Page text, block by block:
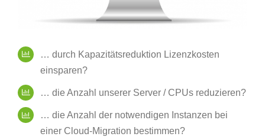
… durch Kapazitätsreduktion Lizenzkosten
einsparen?
… die Anzahl unserer Server / CPUs reduzieren?
… die Anzahl der notwendigen Instanzen bei
einer Cloud-Migration bestimmen?